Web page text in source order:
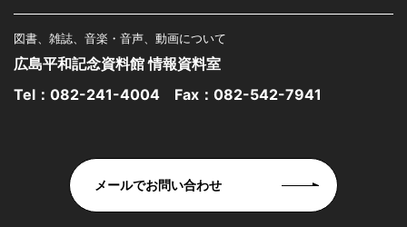
図書、雑誌、音楽・音声、動画について
広島平和記念資料館 情報資料室
Tel： 082-241-4004 Fax：082-542-7941
メールでお問い合わせ